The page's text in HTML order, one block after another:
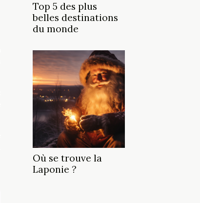
Top 5 des plus
belles destinations
du monde
Où se trouve la
Laponie ?